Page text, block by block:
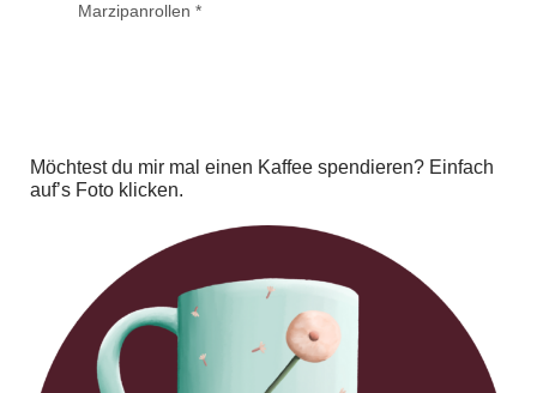
Marzipanrollen *
Möchtest du mir mal einen Kaffee spendieren? Einfach
auf’s Foto klicken.